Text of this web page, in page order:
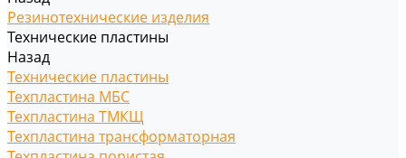
Резинотехнические изделия
Технические пластины
Назад
Технические пластины
Техпластина МБС
Техпластина ТМКЩ
Техпластина трансформаторная